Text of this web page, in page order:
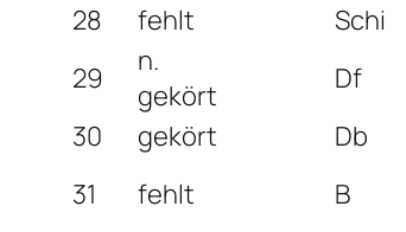
28
fehlt Schi
29
n.
gekört
Df
30
gekört Db
31
fehlt B